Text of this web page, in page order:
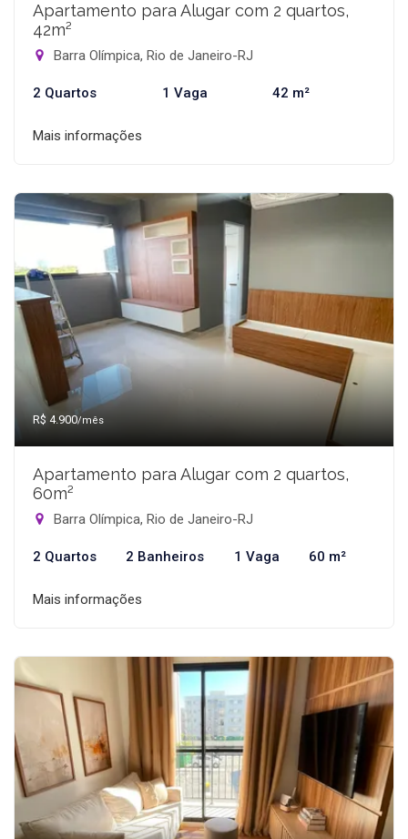
Apartamento para Alugar com 2 quartos,
42m²
Barra Olímpica, Rio de Janeiro-RJ
2 Quartos 1 Vaga 42 m²
Mais informações
R$ 4.900/mês
Apartamento para Alugar com 2 quartos,
60m²
Barra Olímpica, Rio de Janeiro-RJ
2 Quartos 2 Banheiros 1 Vaga 60 m²
Mais informações